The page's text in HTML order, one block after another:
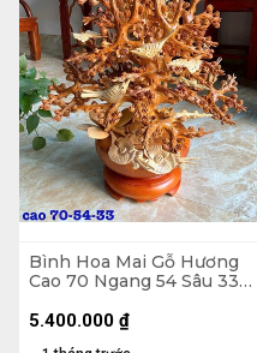
Bình Hoa Mai Gỗ Hương
Cao 70 Ngang 54 Sâu 33
5.400.000 ₫